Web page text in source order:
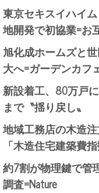
東京セキスイハイ
地開発で初協業=お
旭化成ホームズと
大へ=ガーデンカフ
新設着工、80万戸
まで〝揺り戻し〟
地域工務店の木造
「木造住宅建築費
約7割が物理鍵で管
調査=Nature